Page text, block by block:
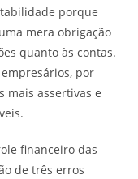
porque
mera obrigação
quanto às contas.
por
mais assertivas e
financeiro das
de três erros